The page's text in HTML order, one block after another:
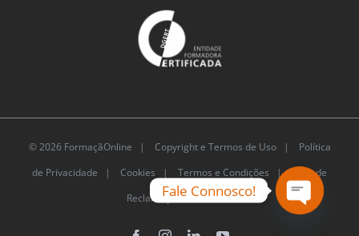
© 2026 FormaçãOnline | Copyright e Termos de Uso|
Política
de Privacidade | Cookies | Termos e Condições |Livro de
Reclamações Eletrónico
Fale Connosco!